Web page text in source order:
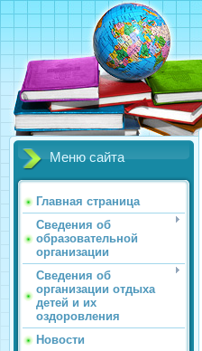
Меню сайта
Главная страница
Сведения об
образовательной
организации
Сведения об
организации отдыха
детей и их
оздоровления
Новости